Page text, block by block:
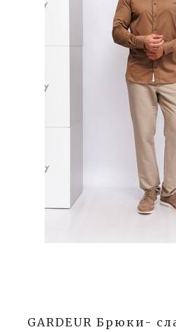
GARDEUR Брюки-